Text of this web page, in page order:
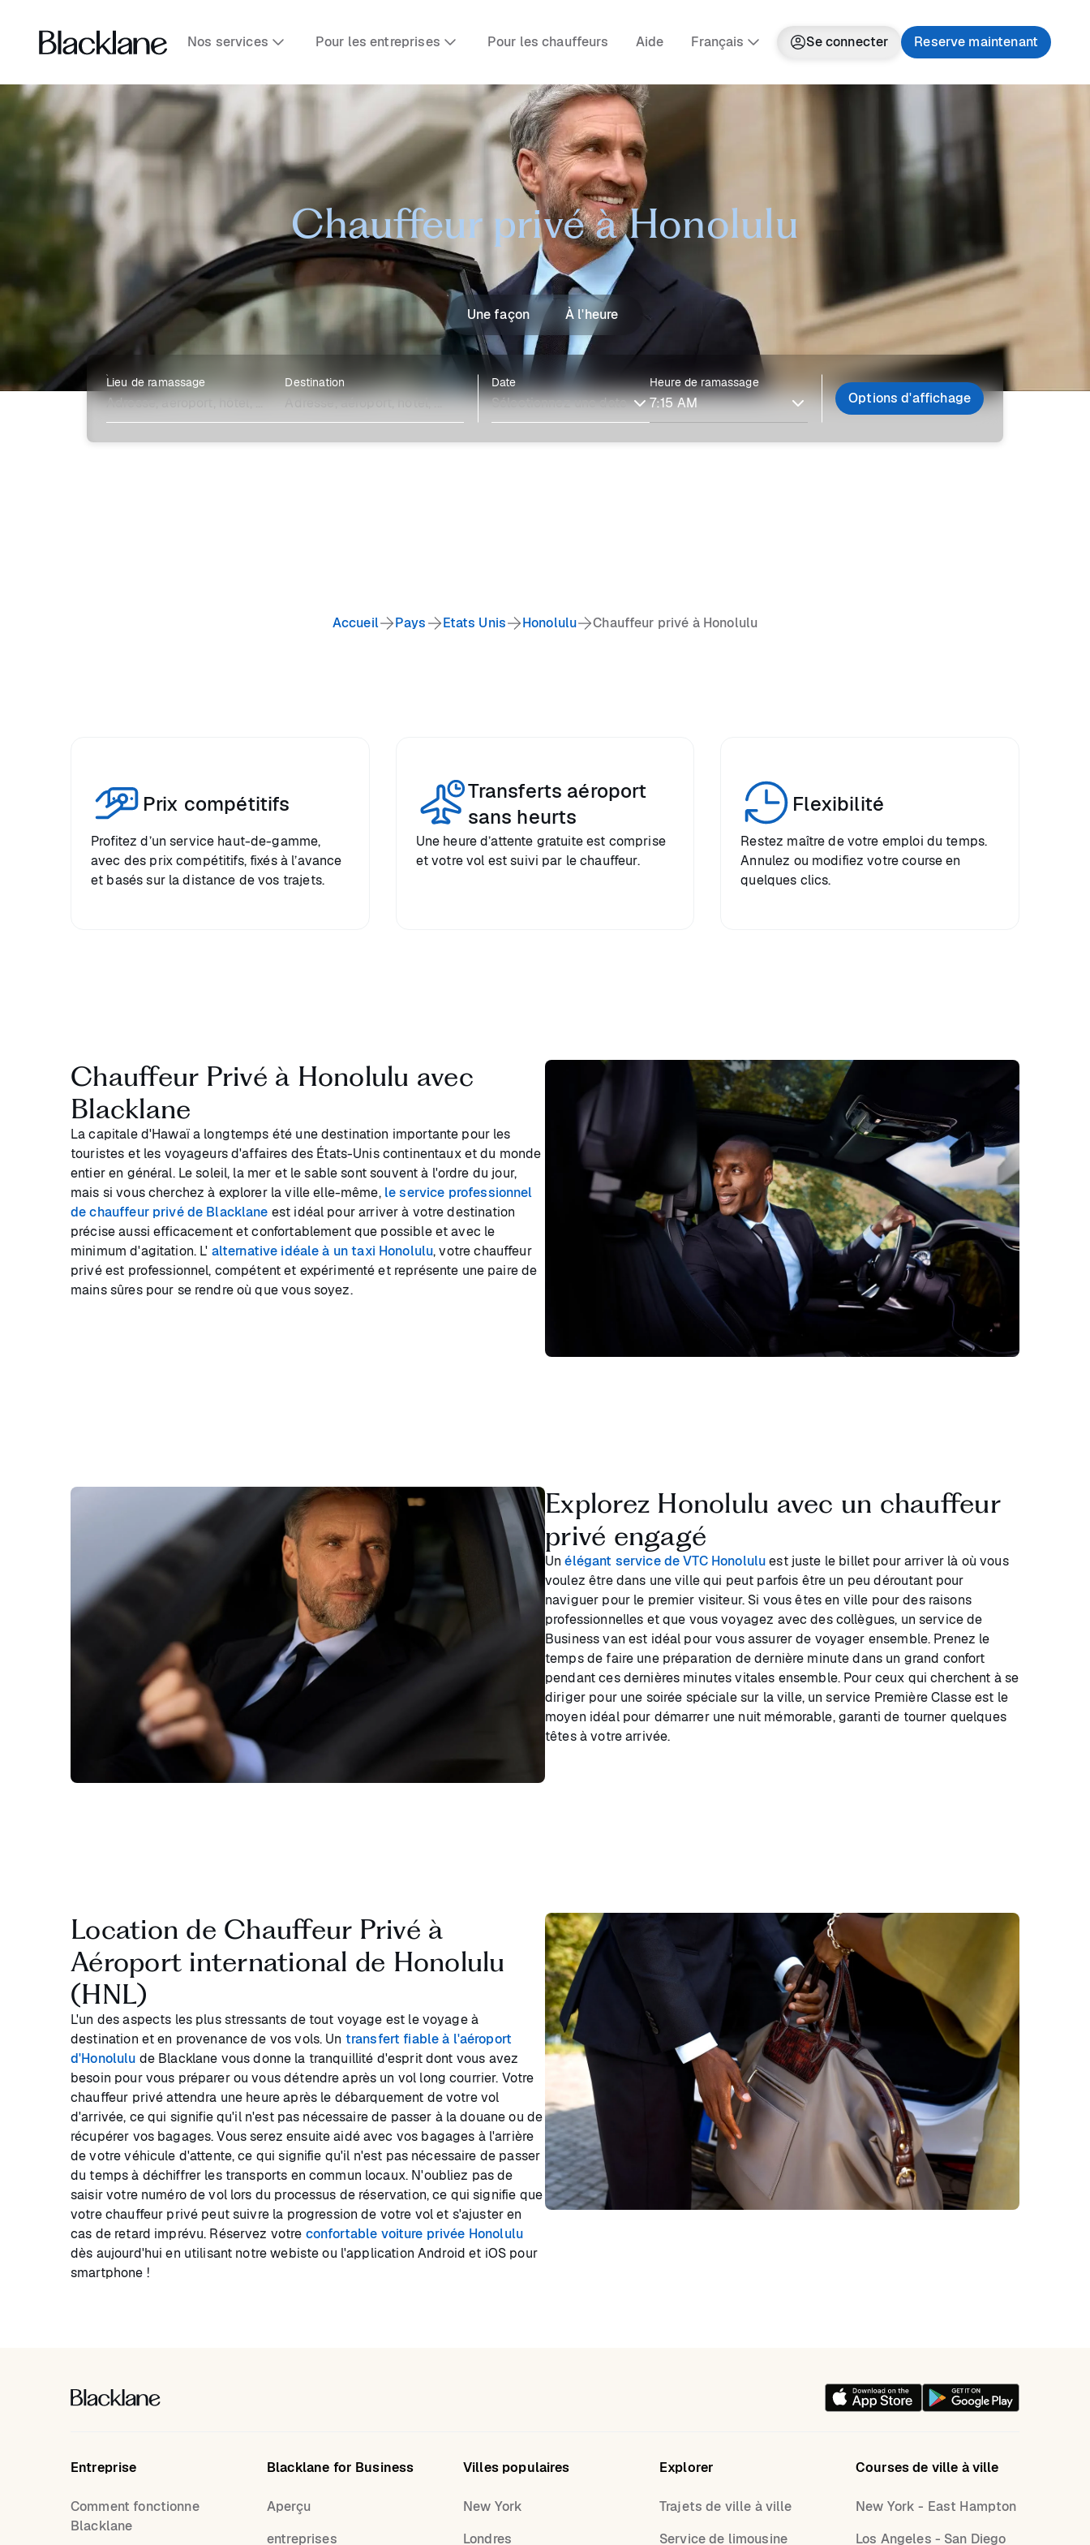
Nos services Pour les entreprises Pour les chauffeurs Aide Français Se connecter Reserve maintenant
Chauffeur privé à Honolulu
Une façon À l'heure
Lieu de ramassage Destination Date Heure de ramassage
Options d'affichage
Accueil Pays Etats Unis Honolulu Chauffeur privé à Honolulu
Prix compétitifs
Profitez d’un service haut-de-gamme,
avec des prix compétitifs, fixés à l’avance
et basés sur la distance de vos trajets.
Transferts aéroport
sans heurts
Une heure d’attente gratuite est comprise
et votre vol est suivi par le chauffeur.
Flexibilité
Restez maître de votre emploi du temps.
Annulez ou modifiez votre course en
quelques clics.
Chauffeur Privé à Honolulu avec
Blacklane
La capitale d'Hawaï a longtemps été une destination importante pour les
touristes et les voyageurs d'affaires des États-Unis continentaux et du monde
entier en général. Le soleil, la mer et le sable sont souvent à l'ordre du jour,
mais si vous cherchez à explorer la ville elle-même, le service professionnel
de chauffeur privé de Blacklane est idéal pour arriver à votre destination
précise aussi efficacement et confortablement que possible et avec le
minimum d'agitation. L' alternative idéale à un taxi Honolulu, votre chauffeur
privé est professionnel, compétent et expérimenté et représente une paire de
mains sûres pour se rendre où que vous soyez.
Explorez Honolulu avec un chauffeur
privé engagé
Unélégant service de VTC Honoluluest juste le billet pour arriver là où vous
voulez être dans une ville qui peut parfois être un peu déroutant pour
naviguer pour le premier visiteur. Si vous êtes en ville pour des raisons
professionnelles et que vous voyagez avec des collègues, un service de
Business van est idéal pour vous assurer de voyager ensemble. Prenez le
temps de faire une préparation de dernière minute dans un grand confort
pendant ces dernières minutes vitales ensemble. Pour ceux qui cherchent à se
diriger pour une soirée spéciale sur la ville, un service Première Classe est le
moyen idéal pour démarrer une nuit mémorable, garanti de tourner quelques
têtes à votre arrivée.
Location de Chauffeur Privé à
Aéroport international de Honolulu
(HNL)
L'un des aspects les plus stressants de tout voyage est le voyage à
destination et en provenance de vos vols. Un transfert fiable à l'aéroport
d'Honolulu de Blacklane vous donne la tranquillité d'esprit dont vous avez
besoin pour vous préparer ou vous détendre après un vol long courrier. Votre
chauffeur privé attendra une heure après le débarquement de votre vol
d'arrivée, ce qui signifie qu'il n'est pas nécessaire de passer à la douane ou de
récupérer vos bagages. Vous serez ensuite aidé avec vos bagages à l'arrière
de votre véhicule d'attente, ce qui signifie qu'il n'est pas nécessaire de passer
du temps à déchiffrer les transports en commun locaux. N'oubliez pas de
saisir votre numéro de vol lors du processus de réservation, ce qui signifie que
votre chauffeur privé peut suivre la progression de votre vol et s'ajuster en
cas de retard imprévu. Réservez votre confortable voiture privée Honolulu
dès aujourd'hui en utilisant notre webiste ou l'application Android et iOS pour
smartphone !
Entreprise
Comment fonctionne
Blacklane
Blacklane for Business
Aperçu
entreprises
Villes populaires
New York
Londres
Explorer
Trajets de ville à ville
Service de limousine
Courses de ville à ville
New York - East Hampton
Los Angeles - San Diego